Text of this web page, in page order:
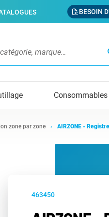
BESOIN
Consommables
zone par zone AIRZONE -
463450